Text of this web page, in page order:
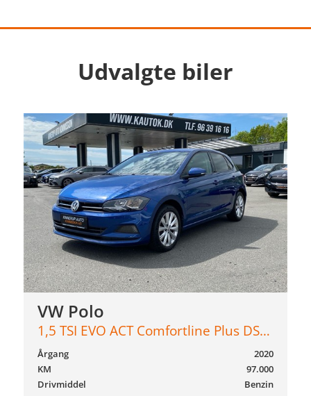
Udvalgte biler
VW Polo
1,5 TSI EVO ACT Comfortline Plus DSG 150HK 5d 7g Aut.
2020
Årgang
97.000
KM
Benzin
Drivmiddel